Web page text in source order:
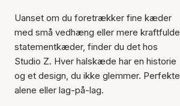
Uanset om du foretrækker fine kæder
med små vedhæng eller mere kraftfulde
statementkæder, finder du det hos
Studio Z. Hver halskæde har en historie
og et design, du ikke glemmer. Perfekte
alene eller lag-på-lag.